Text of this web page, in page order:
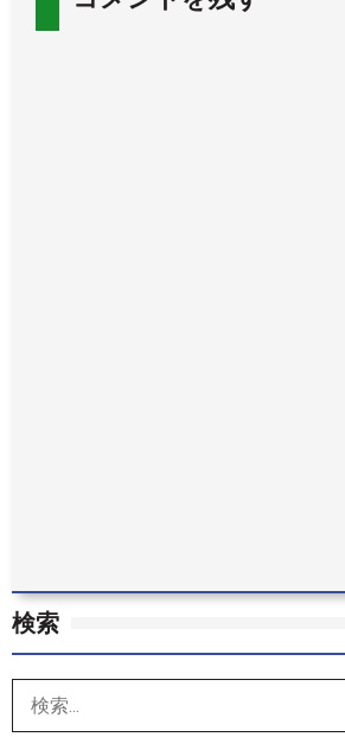
検索